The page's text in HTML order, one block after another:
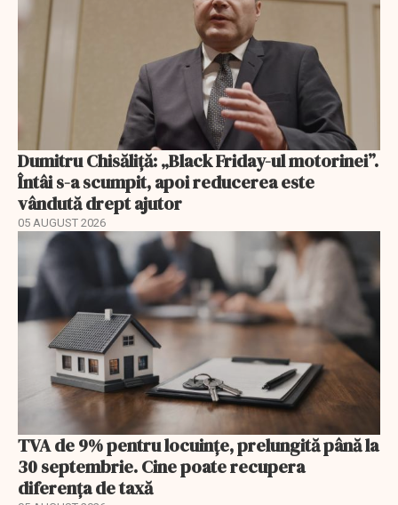
Dumitru Chisăliță: „Black Friday-ul motorinei”.
Întâi s-a scumpit, apoi reducerea este
vândută drept ajutor
05 AUGUST 2026
TVA de 9% pentru locuințe, prelungită până la
30 septembrie. Cine poate recupera
diferența de taxă